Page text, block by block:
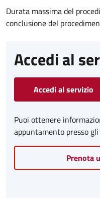
Durata massima del
conclusione del
Accedi al
Accedi al servizio
Puoi ottenere
appuntamento presso
Prenota